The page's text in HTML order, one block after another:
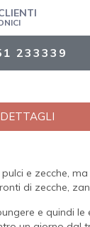
233339
DETTAGLI
e zecche,
di zecche,
e quindi le